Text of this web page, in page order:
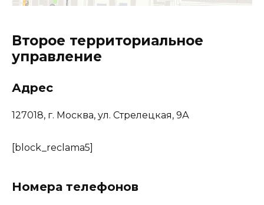
Второе территориальное
управление
Адрес
127018, г. Москва, ул. Стрелецкая, 9А
[block_reclama5]
Номера телефонов